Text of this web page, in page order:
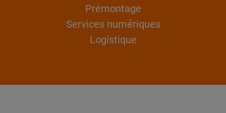
Prémontage
Services numériques
Logistique